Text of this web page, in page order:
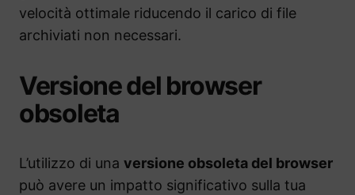
velocità ottimale riducendo il carico di file
archiviati non necessari.
Versione del browser
obsoleta
L’utilizzo di una versione obsoleta del browser
può avere un impatto significativo sulla tua